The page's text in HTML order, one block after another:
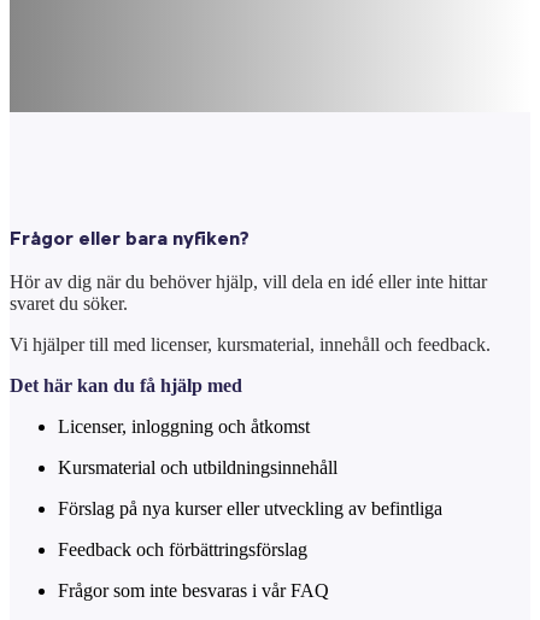
Frågor eller bara nyfiken?
Hör av dig när du behöver hjälp, vill dela en idé eller inte hittar
svaret du söker.
Vi hjälper till med licenser, kursmaterial, innehåll och feedback.
Det här kan du få hjälp med
Licenser, inloggning och åtkomst
Kursmaterial och utbildningsinnehåll
Förslag på nya kurser eller utveckling av befintliga
Feedback och förbättringsförslag
Frågor som inte besvaras i vår FAQ